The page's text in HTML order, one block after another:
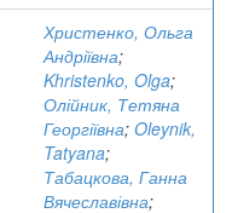
Христенко, Ольга
Андріївна;
Khristenko, Olga;
Олійник, Тетяна
Георгіївна; Oleynik,
Tatyana;
Табацкова, Ганна
Вячеславівна;